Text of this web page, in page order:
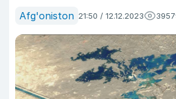
Afg'oniston 21:50 / 12.12.2023